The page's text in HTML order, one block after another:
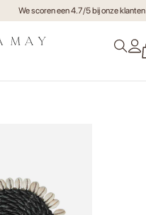
We scoren een 4.7/5 bij onze klanten